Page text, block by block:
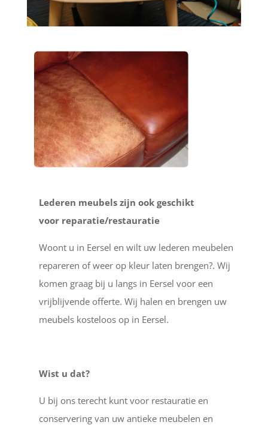
Lederen meubels zijn ook geschikt
voor reparatie/restauratie
Woont u in Eersel en wilt uw lederen meubelen
repareren of weer op kleur laten brengen?. Wij
komen graag bij u langs in Eersel voor een
vrijblijvende offerte. Wij halen en brengen uw
meubels kosteloos op in Eersel.
Wist u dat?
U bij ons terecht kunt voor restauratie en
conservering van uw antieke meubelen en